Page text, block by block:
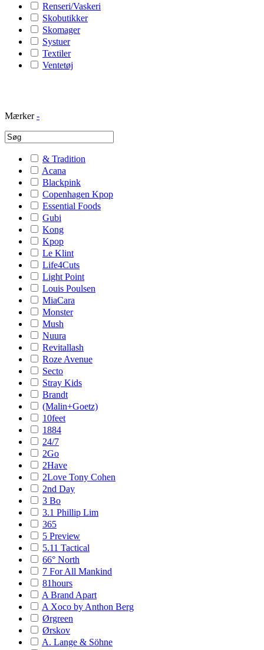
Renseri/Vaskeri
Skobutikker
Skomager
Systuer
Textiler
Ventetøj
Mærker -
& Tradition
Acana
Blackpink
Copenhagen Kpop
Essential Foods
Gubi
Kong
Kpop
Le Klint
Life4Cuts
Light Point
Louis Poulsen
MiaCara
Monster
Mush
Nuura
Revitallash
Roze Avenue
Secto
Stray Kids
Brandt
(Malin+Goetz)
10feet
1884
24/7
2Go
2Have
2Love Tony Cohen
2nd Day
3 Bo
3.1 Phillip Lim
365
5 Preview
5.11 Tactical
66° North
7 For All Mankind
81hours
A Brand Apart
A Xoco by Anthon Berg
Ørgreen
Ørskov
A. Lange & Söhne